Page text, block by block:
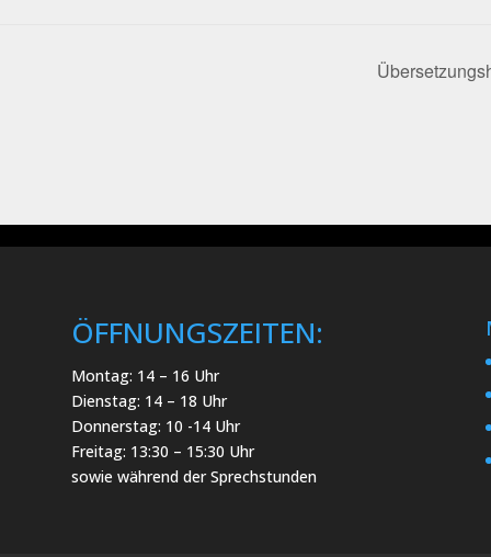
ÖFFNUNGSZEITEN:
Montag: 14 – 16 Uhr
Dienstag: 14 – 18 Uhr
Donnerstag: 10 -14 Uhr
Freitag: 13:30 – 15:30 Uhr
sowie während der Sprechstunden